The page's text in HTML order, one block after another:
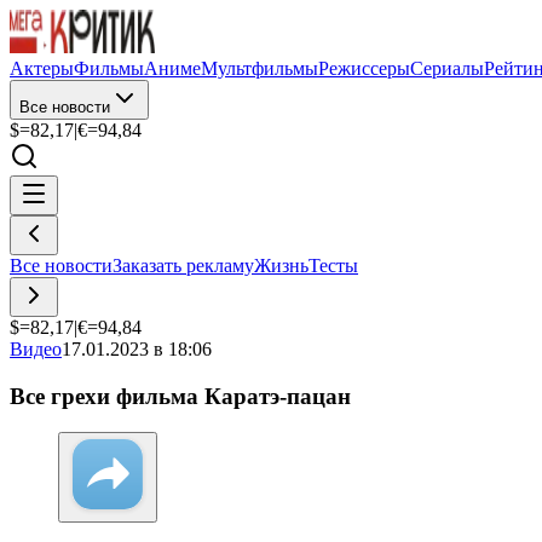
АктерыФильмыАнимеМультфильмыРежиссерыСериалы
Все новости
$=82,17|€=94,84
Все новостиЗаказать рекламуЖизньТесты
$=82,17|€=94,84
Видео17.01.2023 в 18:06
Все грехи фильма Каратэ-пацан